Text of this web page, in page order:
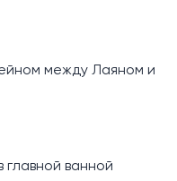
между Лаяном и
ванной